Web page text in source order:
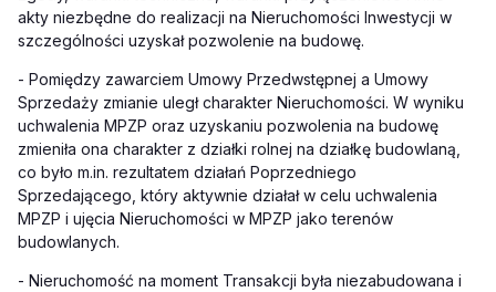
akty niezbędne do realizacji na Nieruchomości Inwestycji w
szczególności uzyskał pozwolenie na budowę.
- Pomiędzy zawarciem Umowy Przedwstępnej a Umowy
Sprzedaży zmianie uległ charakter Nieruchomości. W wyniku
uchwalenia MPZP oraz uzyskaniu pozwolenia na budowę
zmieniła ona charakter z działki rolnej na działkę budowlaną,
co było m.in. rezultatem działań Poprzedniego
Sprzedającego, który aktywnie działał w celu uchwalenia
MPZP i ujęcia Nieruchomości w MPZP jako terenów
budowlanych.
- Nieruchomość na moment Transakcji była niezabudowana i